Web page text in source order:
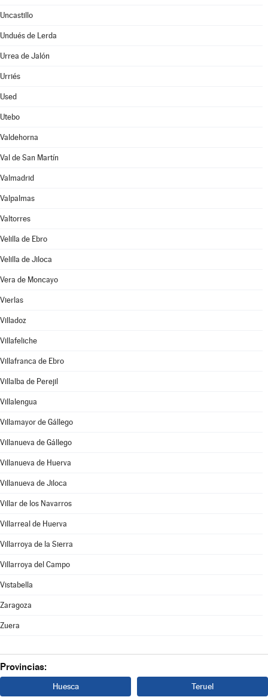
Uncastillo
Undués de Lerda
Urrea de Jalón
Urriés
Used
Utebo
Valdehorna
Val de San Martín
Valmadrid
Valpalmas
Valtorres
Velilla de Ebro
Velilla de Jiloca
Vera de Moncayo
Vierlas
Villadoz
Villafeliche
Villafranca de Ebro
Villalba de Perejil
Villalengua
Villamayor de Gállego
Villanueva de Gállego
Villanueva de Huerva
Villanueva de Jiloca
Villar de los Navarros
Villarreal de Huerva
Villarroya de la Sierra
Villarroya del Campo
Vistabella
Zaragoza
Zuera
Provincias:
Huesca Teruel